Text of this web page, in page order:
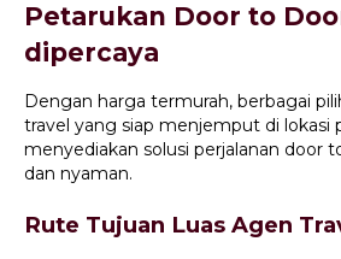
Petarukan Door to
dipercaya
Dengan harga termurah, berbagai
travel yang siap menjemput di lokasi
menyediakan solusi perjalanan door
dan nyaman.
Rute Tujuan Luas Agen